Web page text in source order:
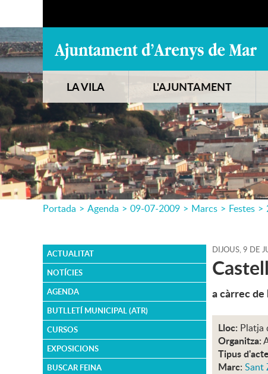
LA VILA L'AJUNTAMENT
Portada > Agenda > 09-07-2009 > Marcs > Festes >
ACTUALITAT
NOTÍCIES
AGENDA
BUTLLETÍ MUNICIPAL (ATR)
CURSOS
EXPOSICIONS
BUSCAR FEINA
DIJOUS,9 DE
a càrrec
Lloc: Platja
Organitza:
Tipus
Marc: Sant